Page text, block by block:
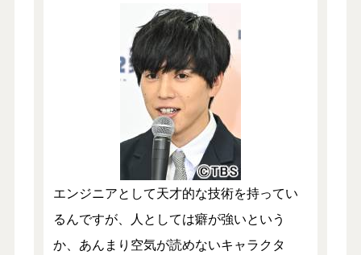
エンジニアとして天才的な技術を持ってい
るんですが、人としては癖が強いという
か、あんまり空気が読めないキャラクタ